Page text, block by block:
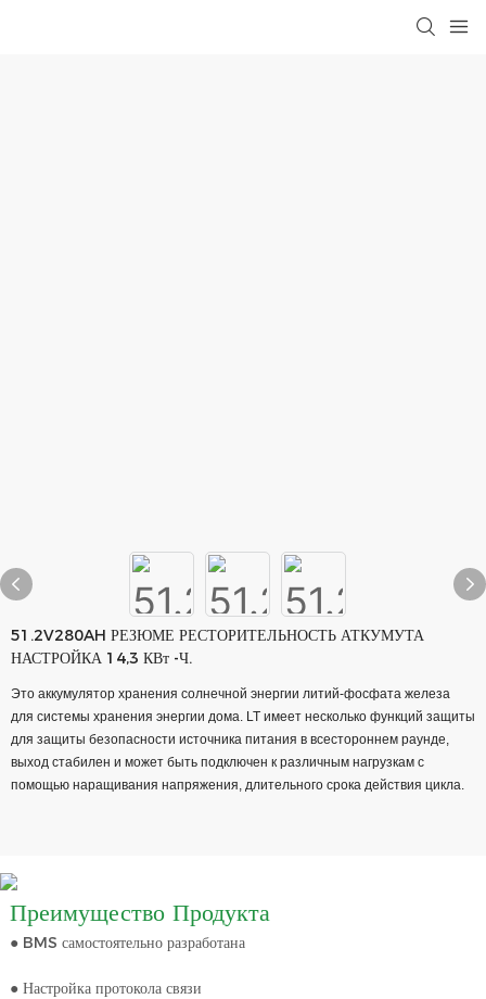
51.2V280AH РЕЗЮМЕ РЕСТОРИТЕЛЬНОСТЬ АТКУМУТА
НАСТРОЙКА 14,3 КВт -Ч.
Это аккумулятор хранения солнечной энергии литий-фосфата железа
для системы хранения энергии дома. LT имеет несколько функций защиты
для защиты безопасности источника питания в всестороннем раунде,
выход стабилен и может быть подключен к различным нагрузкам с
помощью наращивания напряжения, длительного срока действия цикла.
Преимущество Продукта
● BMS самостоятельно разработана
● Настройка протокола связи